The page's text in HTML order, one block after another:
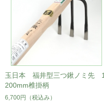
玉日本 福井型三つ鍬ノミ先 1
200mm椎掛柄
6,700円 （税込み）